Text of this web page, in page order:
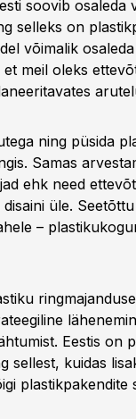
soovib osaleda
selleks on
võimalik
meil oleks
ning püsida
Samas
ehk need
üle.
–
Eestis on
sellest, kuidas
plastikpakendite